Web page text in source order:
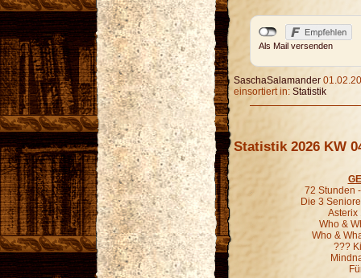
Als Mail versenden
SaschaSalamander
einsortiert in: Statistik
Statistik 2026 KW
72 Stunden
Die 3
Asterix
Who &
Who &
???